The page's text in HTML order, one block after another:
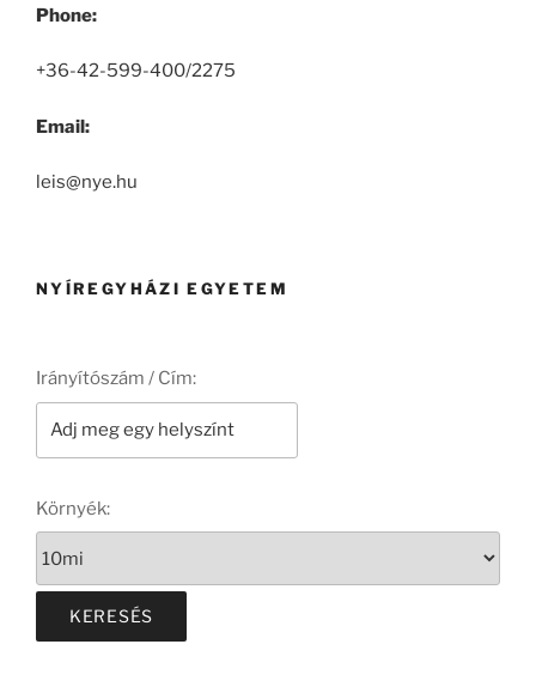
Phone:
+36-42-599-400/2275
Email:
leis@nye.hu
NYÍREGYHÁZI EGYETEM
Irányítószám / Cím:
Környék: